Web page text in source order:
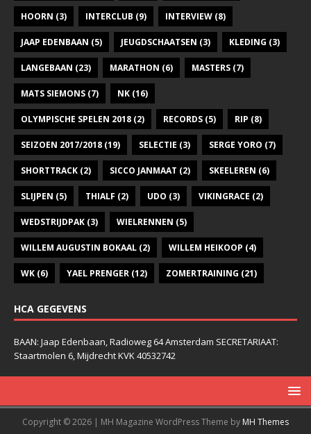
HOORN (3) INTERCLUB (9) INTERVIEW (8)
JAAP EDENBAAN (5) JEUGDSCHAATSEN (3) KLEDING (3)
LANGEBAAN (23) MARATHON (6) MASTERS (7)
MATS SIEMONS (7) NK (16)
OLYMPISCHE SPELEN 2018 (2) RECORDS (5) RIP (8)
SEIZOEN 2017/2018 (19) SELECTIE (3) SERGE YORO (7)
SHORTTRACK (2) SICCO JANMAAT (2) SKEELEREN (6)
SLIJPEN (5) THIALF (2) UDO (3) VIKINGRACE (2)
WEDSTRIJDPAK (3) WIELRENNEN (5)
WILLEM AUGUSTIN BOKAAL (2) WILLEM HEIKOOP (4)
WK (6) YAEL PRENGER (12) ZOMERTRAINING (21)
HCA GEGEVENS
BAAN: Jaap Edenbaan, Radioweg 64 Amsterdam SECRETARIAAT:
Staartmolen 6, Mijdrecht KVK 40532742
Copyright © 2026 | MH Magazine WordPress Theme by MH Themes